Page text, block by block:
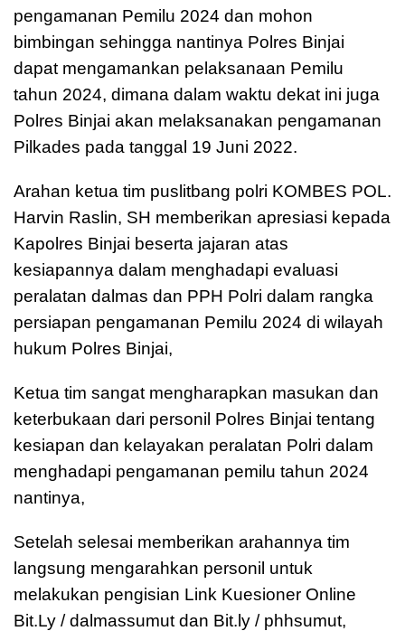
pengamanan Pemilu 2024 dan mohon
bimbingan sehingga nantinya Polres Binjai
dapat mengamankan pelaksanaan Pemilu
tahun 2024, dimana dalam waktu dekat ini juga
Polres Binjai akan melaksanakan pengamanan
Pilkades pada tanggal 19 Juni 2022.
Arahan ketua tim puslitbang polri KOMBES POL.
Harvin Raslin, SH memberikan apresiasi kepada
Kapolres Binjai beserta jajaran atas
kesiapannya dalam menghadapi evaluasi
peralatan dalmas dan PPH Polri dalam rangka
persiapan pengamanan Pemilu 2024 di wilayah
hukum Polres Binjai,
Ketua tim sangat mengharapkan masukan dan
keterbukaan dari personil Polres Binjai tentang
kesiapan dan kelayakan peralatan Polri dalam
menghadapi pengamanan pemilu tahun 2024
nantinya,
Setelah selesai memberikan arahannya tim
langsung mengarahkan personil untuk
melakukan pengisian Link Kuesioner Online
Bit.Ly / dalmassumut dan Bit.ly / phhsumut,